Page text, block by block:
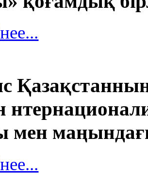
мен